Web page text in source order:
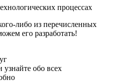
процессах
либо из перечисленных
его разработать!
обо всех